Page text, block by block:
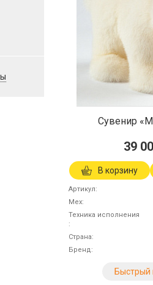
Сувенир
39
В корзину
Артикул
Мех
Техника исполнения
Страна
Бренд
Быстрый